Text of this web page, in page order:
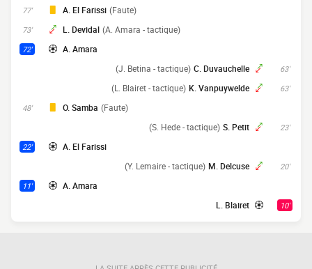
77' A. El Farissi (Faute)
73' L. Devidal (A. Amara - tactique)
72' A. Amara
63'
C. Duvauchelle
(J. Betina - tactique)
63'
K. Vanpuywelde
(L. Blairet - tactique)
48' O. Samba (Faute)
23'
S. Petit
(S. Hede - tactique)
22' A. El Farissi
20'
M. Delcuse
(Y. Lemaire - tactique)
11' A. Amara
10'
L. Blairet